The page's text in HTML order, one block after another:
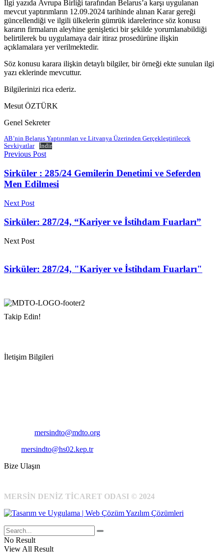
İlgi yazıda Avrupa Birliği tarafından Belarus’a karşı uygulanan
mevcut yaptırımların 12.09.2024 tarihinde alınan Karar gereği
güncellendiği ve ilgili ülkelerin gümrük idarelerince söz konusu
kararın firmaların aleyhine genişletici bir şekilde yorumlanabildiği
belirtilerek bu uygulamaya dair itiraz prosedürüne ilişkin
açıklamalara yer verilmektedir.
Söz konusu karara ilişkin detaylı bilgiler, bir örneği ekte sunulan ilgi
yazı eklerinde mevcuttur.
Bilgilerinizi rica ederiz.
Mesut ÖZTÜRK
Genel Sekreter
AB’nin Belarus Yaptırımları ve Litvanya Üzerinden Gerçekleştirilecek
Sevkiyatlar
İndir
Previous Post
Sirküler : 285/24 Gemilerin Denetimi ve Seferden
Men Edilmesi
Next Post
Sirküler: 287/24, “Kariyer ve İstihdam Fuarları”
Next Post
Sirküler: 287/24, "Kariyer ve İstihdam Fuarları"
Takip Edin!
İletişim Bilgileri
mersindto@mdto.org
mersindto@hs02.kep.tr
Bize Ulaşın
MERSİN DENİZ TİCARET ODASI © 2024
No Result
View All Result